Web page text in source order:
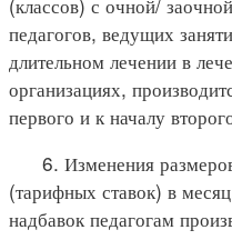
педагогов, ведущих
длительном лечении в
организациях,
первого и к началу
6. Изменения
(тарифных ставок) в
надбавок педагогам